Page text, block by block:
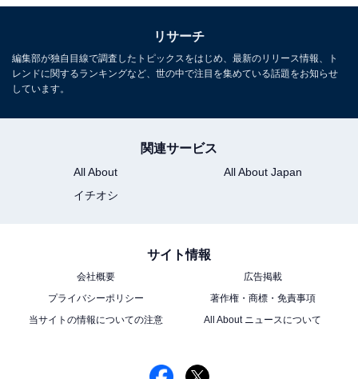
リサーチ
編集部が独自目線で調査したトピックスをはじめ、最新のリリース情報、ト
レンドに関するランキングなど、世の中で注目を集めている話題をお知らせ
しています。
関連サービス
All About
All About Japan
イチオシ
サイト情報
会社概要
広告掲載
プライバシーポリシー
著作権・商標・免責事項
当サイトの情報についての注意
All About ニュースについて